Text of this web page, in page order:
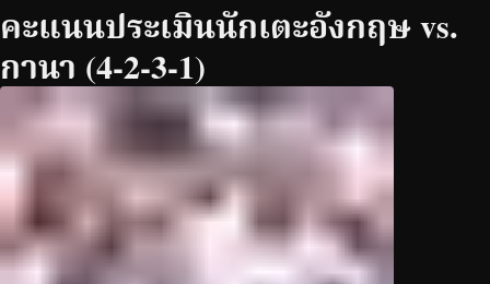
คะแนนประเมินนักเตะอังกฤษ vs.
กานา (4-2-3-1)